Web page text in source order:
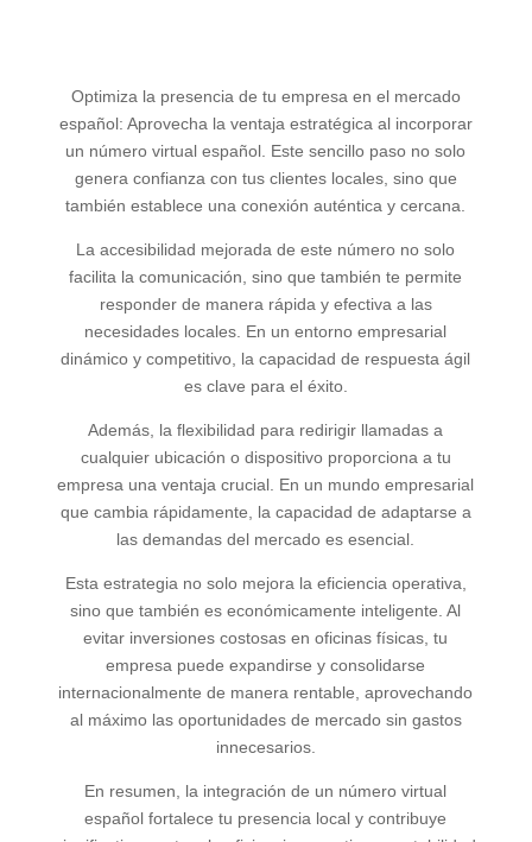
Optimiza la presencia de tu empresa en el mercado
español: Aprovecha la ventaja estratégica al incorporar
un número virtual español. Este sencillo paso no solo
genera confianza con tus clientes locales, sino que
también establece una conexión auténtica y cercana.
La accesibilidad mejorada de este número no solo
facilita la comunicación, sino que también te permite
responder de manera rápida y efectiva a las
necesidades locales. En un entorno empresarial
dinámico y competitivo, la capacidad de respuesta ágil
es clave para el éxito.
Además, la flexibilidad para redirigir llamadas a
cualquier ubicación o dispositivo proporciona a tu
empresa una ventaja crucial. En un mundo empresarial
que cambia rápidamente, la capacidad de adaptarse a
las demandas del mercado es esencial.
Esta estrategia no solo mejora la eficiencia operativa,
sino que también es económicamente inteligente. Al
evitar inversiones costosas en oficinas físicas, tu
empresa puede expandirse y consolidarse
internacionalmente de manera rentable, aprovechando
al máximo las oportunidades de mercado sin gastos
innecesarios.
En resumen, la integración de un número virtual
español fortalece tu presencia local y contribuye